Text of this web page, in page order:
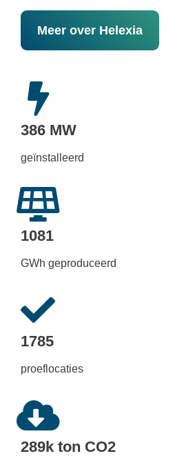
Meer over Helexia
386 MW
geïnstalleerd
1081
GWh geproduceerd
1785
proeflocaties
289k ton CO2